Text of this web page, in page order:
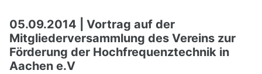
05.09.2014 | Vortrag auf der
Mitgliederversammlung des Vereins zur
Förderung der Hochfrequenztechnik in
Aachen e.V